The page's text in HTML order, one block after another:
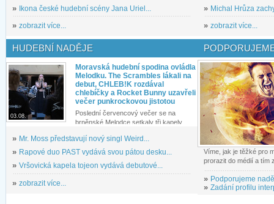
»
Ikona české hudební scény Jana Uriel...
» zobrazit více...
» Michal Hrůza
» zobrazit více...
HUDEBNÍ NADĚJE
03.08.
Moravská hudební spodina ovládla
Melodku. The Scrambles lákali na
debut, CHLEB!K rozdával
chlebíčky a Rocket Bunny uzavřeli
večer punkrockovou jistotou
Poslední červencový večer se na
brněnské Melodce setkaly tři kapely...
» Mr. Moss představují nový singl Weird...
» Rapové duo PAST vydává svou pátou desku...
» Vršovická kapela tojeon vydává debutové...
» zobrazit více...
Víme, jak je těžké pro
prorazit do médií a tím
» Podporujeme
» Zadání profilu